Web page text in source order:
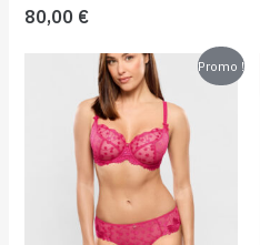
80,00 €
Promo !
Le
prix
initial
était :
62,00 €.
Le
prix
actuel
est :
30,00 €.